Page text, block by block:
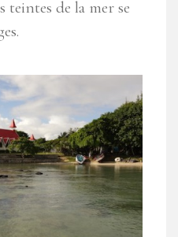
teintes de la mer se